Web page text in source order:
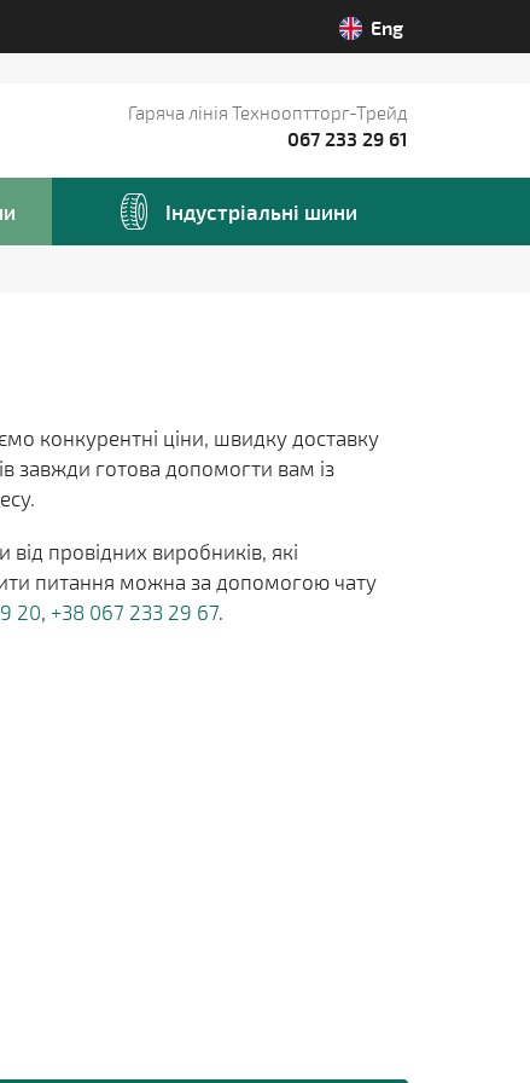
Eng
Гаряча лінія Технооптторг-Трейд
067 233 29 61
Iндустріальні шини
конкурентні ціни, швидку доставку
завжди готова допомогти вам із
провідних виробників, які
питання можна за допомогою чату
20, +38 067 233 29 67.